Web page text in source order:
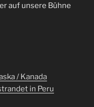
auf unsere Bühne
/ Kanada
in Peru